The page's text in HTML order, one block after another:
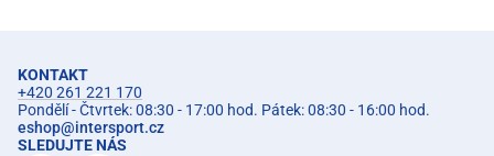
KONTAKT
+420 261 221 170
Pondělí - Čtvrtek: 08:30 - 17:00 hod. Pátek: 08:30 - 16:00 hod.
eshop@intersport.cz
SLEDUJTE NÁS